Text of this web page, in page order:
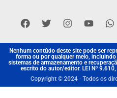
Nenhum contúdo deste site pode ser
forma ou por qualquer meio,
sistemas de armazenamento e
escrito do autor/editor. LEI Nº 9.610,
Copyright © 2024 - Todos os